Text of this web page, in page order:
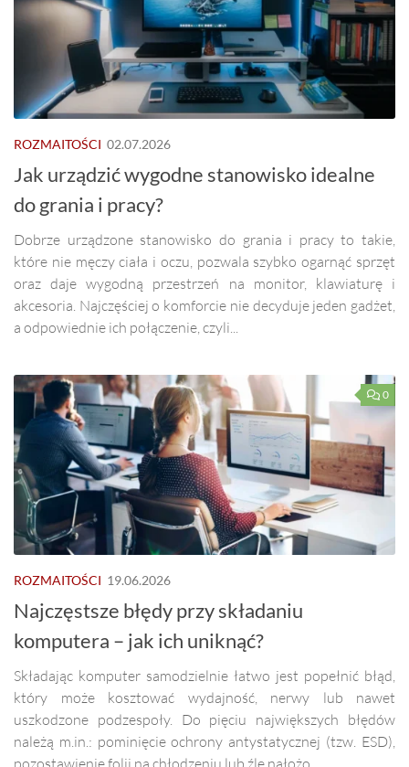
ROZMAITOŚCI 02.07.2026
Jak urządzić wygodne stanowisko idealne
do grania i pracy?
Dobrze urządzone stanowisko do grania i pracy to takie,
które nie męczy ciała i oczu, pozwala szybko ogarnąć sprzęt
oraz daje wygodną przestrzeń na monitor, klawiaturę i
akcesoria. Najczęściej o komforcie nie decyduje jeden gadżet,
a odpowiednie ich połączenie, czyli...
0
ROZMAITOŚCI 19.06.2026
Najczęstsze błędy przy składaniu
komputera – jak ich uniknąć?
Składając komputer samodzielnie łatwo jest popełnić błąd,
który może kosztować wydajność, nerwy lub nawet
uszkodzone podzespoły. Do pięciu największych błędów
należą m.in.: pominięcie ochrony antystatycznej (tzw. ESD),